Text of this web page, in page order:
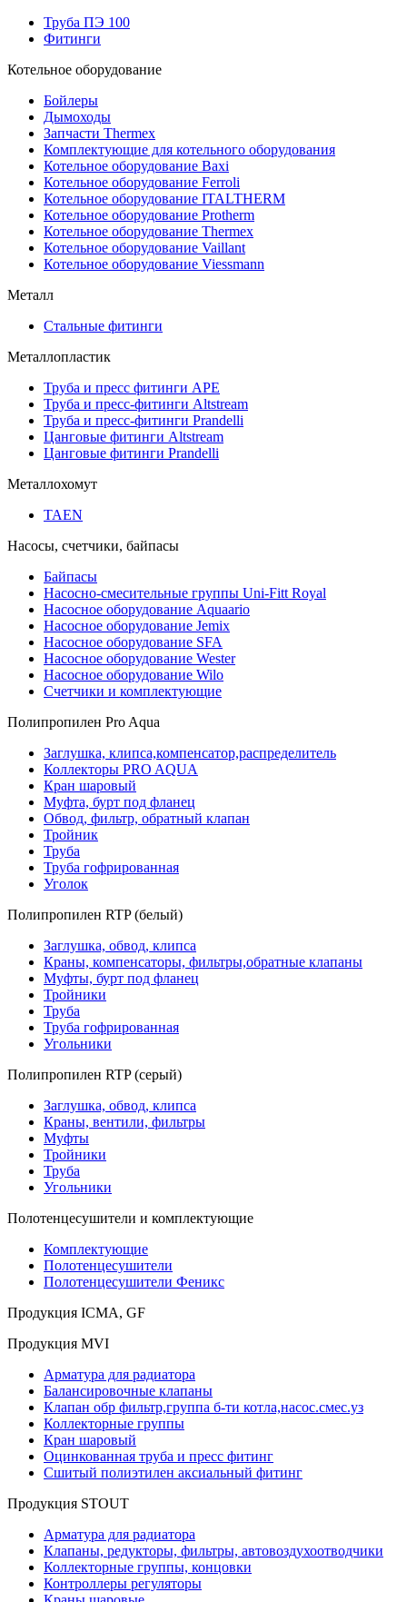
Труба ПЭ 100
Фитинги
Котельное оборудование
Бойлеры
Дымоходы
Запчасти Thermex
Комплектующие для котельного оборудования
Котельное оборудование Baxi
Котельное оборудование Ferroli
Котельное оборудование ITALTHERM
Котельное оборудование Protherm
Котельное оборудование Thermex
Котельное оборудование Vaillant
Котельное оборудование Viessmann
Металл
Стальные фитинги
Металлопластик
Труба и пресс фитинги APE
Труба и пресс-фитинги Altstream
Труба и пресс-фитинги Prandelli
Цанговые фитинги Altstream
Цанговые фитинги Prandelli
Металлохомут
TAEN
Насосы, счетчики, байпасы
Байпасы
Насосно-смесительные группы Uni-Fitt Royal
Насосное оборудование Aquaario
Насосное оборудование Jemix
Насосное оборудование SFA
Насосное оборудование Wester
Насосное оборудование Wilo
Счетчики и комплектующие
Полипропилен Pro Aqua
Заглушка, клипса,компенсатор,распределитель
Коллекторы PRO AQUA
Кран шаровый
Муфта, бурт под фланец
Обвод, фильтр, обратный клапан
Тройник
Труба
Труба гофрированная
Уголок
Полипропилен RTP (белый)
Заглушка, обвод, клипса
Краны, компенсаторы, фильтры,обратные клапаны
Муфты, бурт под фланец
Тройники
Труба
Труба гофрированная
Угольники
Полипропилен RTP (серый)
Заглушка, обвод, клипса
Краны, вентили, фильтры
Муфты
Тройники
Труба
Угольники
Полотенцесушители и комплектующие
Комплектующие
Полотенцесушители
Полотенцесушители Феникс
Продукция ICMA, GF
Продукция MVI
Арматура для радиатора
Балансировочные клапаны
Клапан обр фильтр,группа б-ти котла,насос.смес.уз
Коллекторные группы
Кран шаровый
Оцинкованная труба и пресс фитинг
Сшитый полиэтилен аксиальный фитинг
Продукция STOUT
Арматура для радиатора
Клапаны, редукторы, фильтры, автовоздухоотводчики
Коллекторные группы, концовки
Контроллеры регуляторы